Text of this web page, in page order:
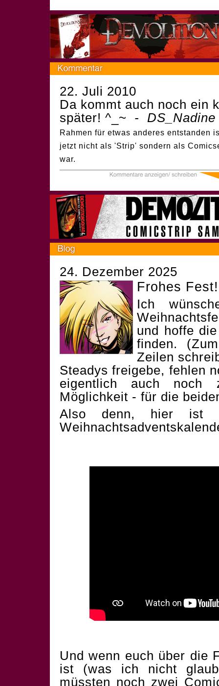
22. Juli 2010
Da kommt auch noch ein
später! ^_~ - DS_Nadine
Rahmen für etwas anderes entstanden
jetzt nicht als 'Strip' sondern als
war.
24. Dezember 2025
Frohes Fest!
Ich
und hoffe
finden.
Zeilen
Steadys freigebe, fehlen
eigentlich auch noch
Möglichkeit - für die
Also denn, hier ist
Und wenn euch über die
ist (was ich nicht
müssten noch zwei